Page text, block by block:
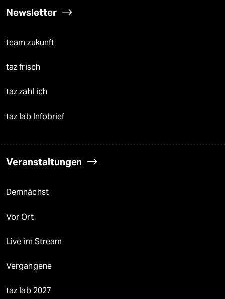
Newsletter
team zukunft
taz frisch
taz zahl ich
taz lab Infobrief
Veranstaltungen
Demnächst
Vor Ort
Live im Stream
Vergangene
taz lab 2027